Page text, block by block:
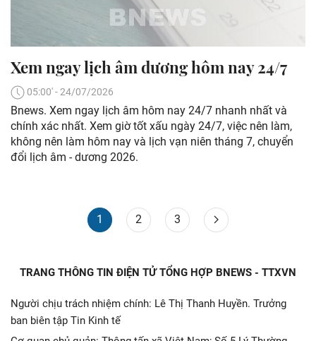
Xem ngay lịch âm dương hôm nay 24/7
05:00' - 24/07/2026
Bnews. Xem ngay lịch âm hôm nay 24/7 nhanh nhất và
chính xác nhất. Xem giờ tốt xấu ngày 24/7, việc nên làm,
không nên làm hôm nay và lịch vạn niên tháng 7, chuyển
đổi lịch âm - dương 2026.
1 2 3
TRANG THÔNG TIN ĐIỆN TỬ TỔNG HỢP BNEWS - TTXVN
Người chịu trách nhiệm chính: Lê Thị Thanh Huyền. Trưởng
ban biên tập Tin Kinh tế